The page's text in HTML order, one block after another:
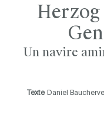
Herzog
Un navire
Texte Daniel